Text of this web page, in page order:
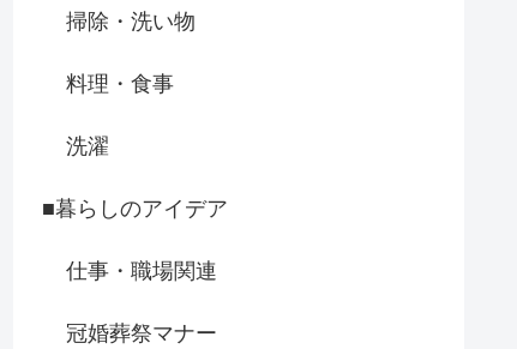
掃除・洗い物
料理・食事
洗濯
■暮らしのアイデア
仕事・職場関連
冠婚葬祭マナー